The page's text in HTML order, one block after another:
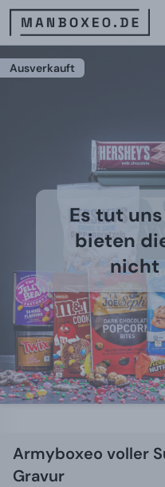
Ausverkauft
Es tut
bieten
nicht
Armyboxeo voller
Gravur